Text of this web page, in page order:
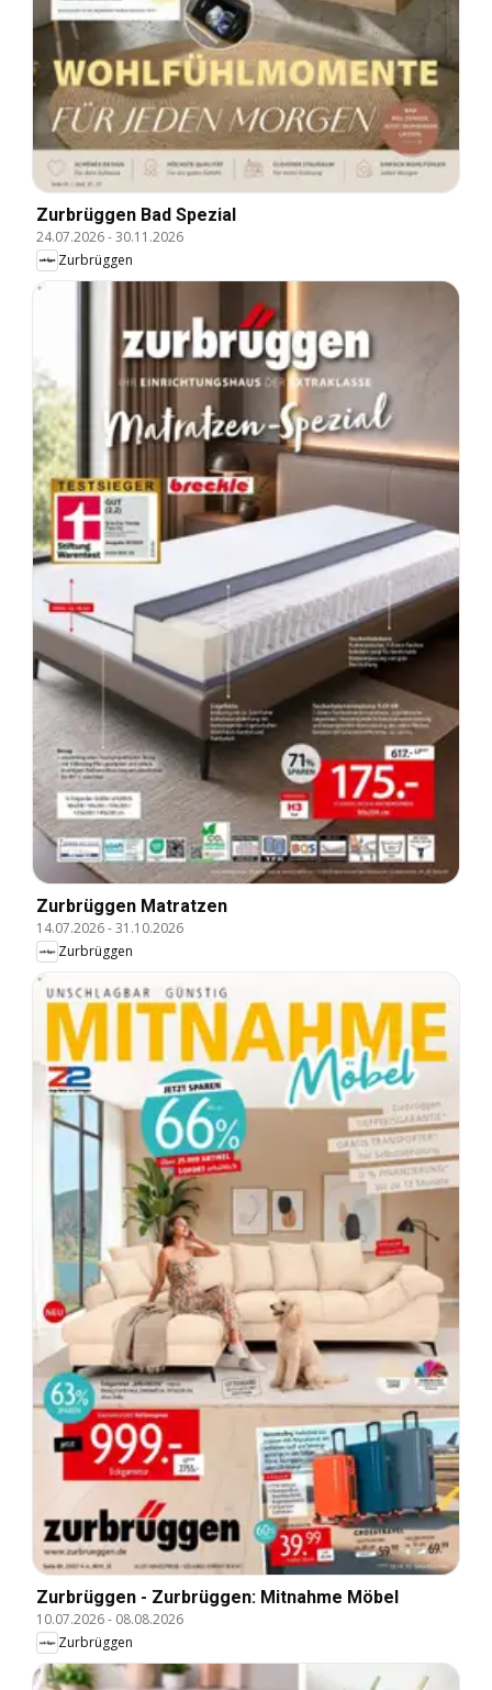
Zurbrüggen Bad Spezial
24.07.2026-30.11.2026
Zurbrüggen
Zurbrüggen Matratzen
14.07.2026-31.10.2026
Zurbrüggen
Zurbrüggen - Zurbrüggen: Mitnahme Möbel
10.07.2026- 08.08.2026
Zurbrüggen